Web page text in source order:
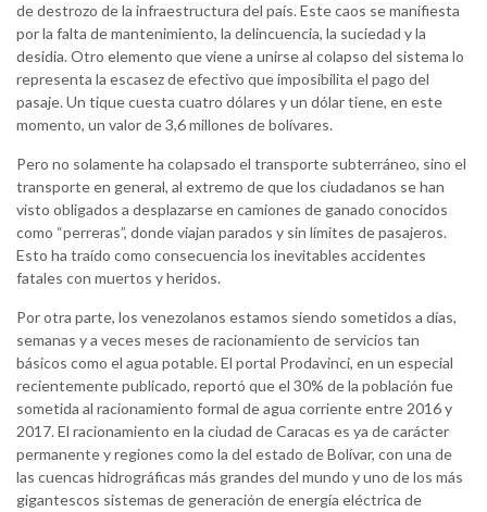
de destrozo de la infraestructura del país. Este caos se manifiesta
por la falta de mantenimiento, la delincuencia, la suciedad y la
desidia. Otro elemento que viene a unirse al colapso del sistema lo
representa la escasez de efectivo que imposibilita el pago del
pasaje. Un tique cuesta cuatro dólares y un dólar tiene, en este
momento, un valor de 3,6 millones de bolívares.
Pero no solamente ha colapsado el transporte subterráneo, sino el
transporte en general, al extremo de que los ciudadanos se han
visto obligados a desplazarse en camiones de ganado conocidos
como “perreras”, donde viajan parados y sin límites de pasajeros.
Esto ha traído como consecuencia los inevitables accidentes
fatales con muertos y heridos.
Por otra parte, los venezolanos estamos siendo sometidos a días,
semanas y a veces meses de racionamiento de servicios tan
básicos como el agua potable. El portal Prodavinci, en un especial
recientemente publicado, reportó que el 30% de la población fue
sometida al racionamiento formal de agua corriente entre 2016 y
2017. El racionamiento en la ciudad de Caracas es ya de carácter
permanente y regiones como la del estado de Bolívar, con una de
las cuencas hidrográficas más grandes del mundo y uno de los más
gigantescos sistemas de generación de energía eléctrica de